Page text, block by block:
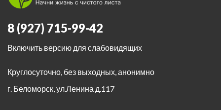
8 (927) 715-99-42
Включить версию для слабовидящих
Круглосуточно, без выходных, анонимно
г. Беломорск,ул.Ленина д.117